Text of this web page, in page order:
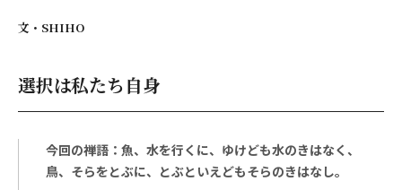
文・ SHIHO
選択は私たち自身
今回の禅語：魚、水を行くに、ゆけども水のきはなく、
鳥、そらをとぶに、とぶといえどもそらのきはなし。